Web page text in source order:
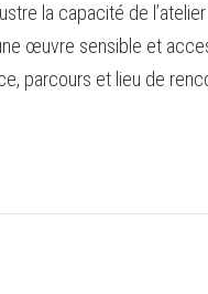
la capacité de
œuvre sensible et
parcours et lieu de